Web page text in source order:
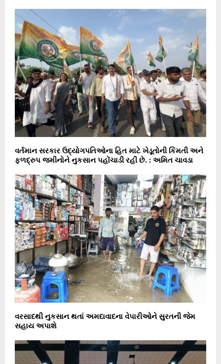
વર્તમાન સરકાર ઉદ્યોગપતિઓના હિત માટે ખેડૂતોની કિંમતી અને
ફળદ્રુપ જમીનોને નુકસાન પહોંચાડી રહી છે. : અમિત ચાવડા
વરસાદથી નુકસાન થતાં અમદાવાદના વેપારીઓને સુરતની જેમ
સહાય અપાશે